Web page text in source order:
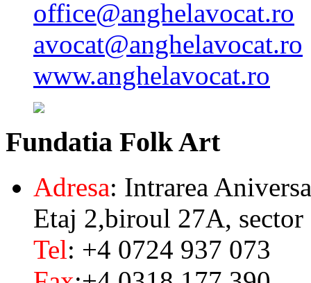
office@anghelavocat.ro
avocat@anghelavocat.ro
www.anghelavocat.ro
Fundatia Folk Art
Adresa: Intrarea
Etaj 2,biroul 27A, sector
Tel: +4 0724 937 073